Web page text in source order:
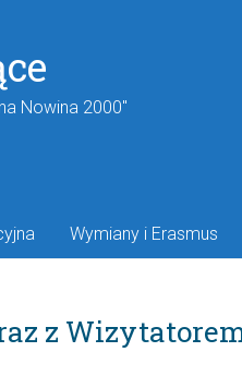
Nowina 2000"
Wymiany i Erasmus
z